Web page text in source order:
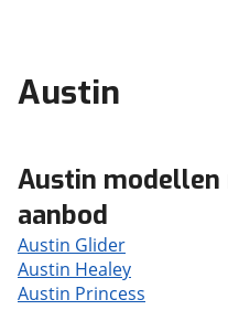
Austin
Austin
aanbod
Austin Glider
Austin Healey
Austin Princess